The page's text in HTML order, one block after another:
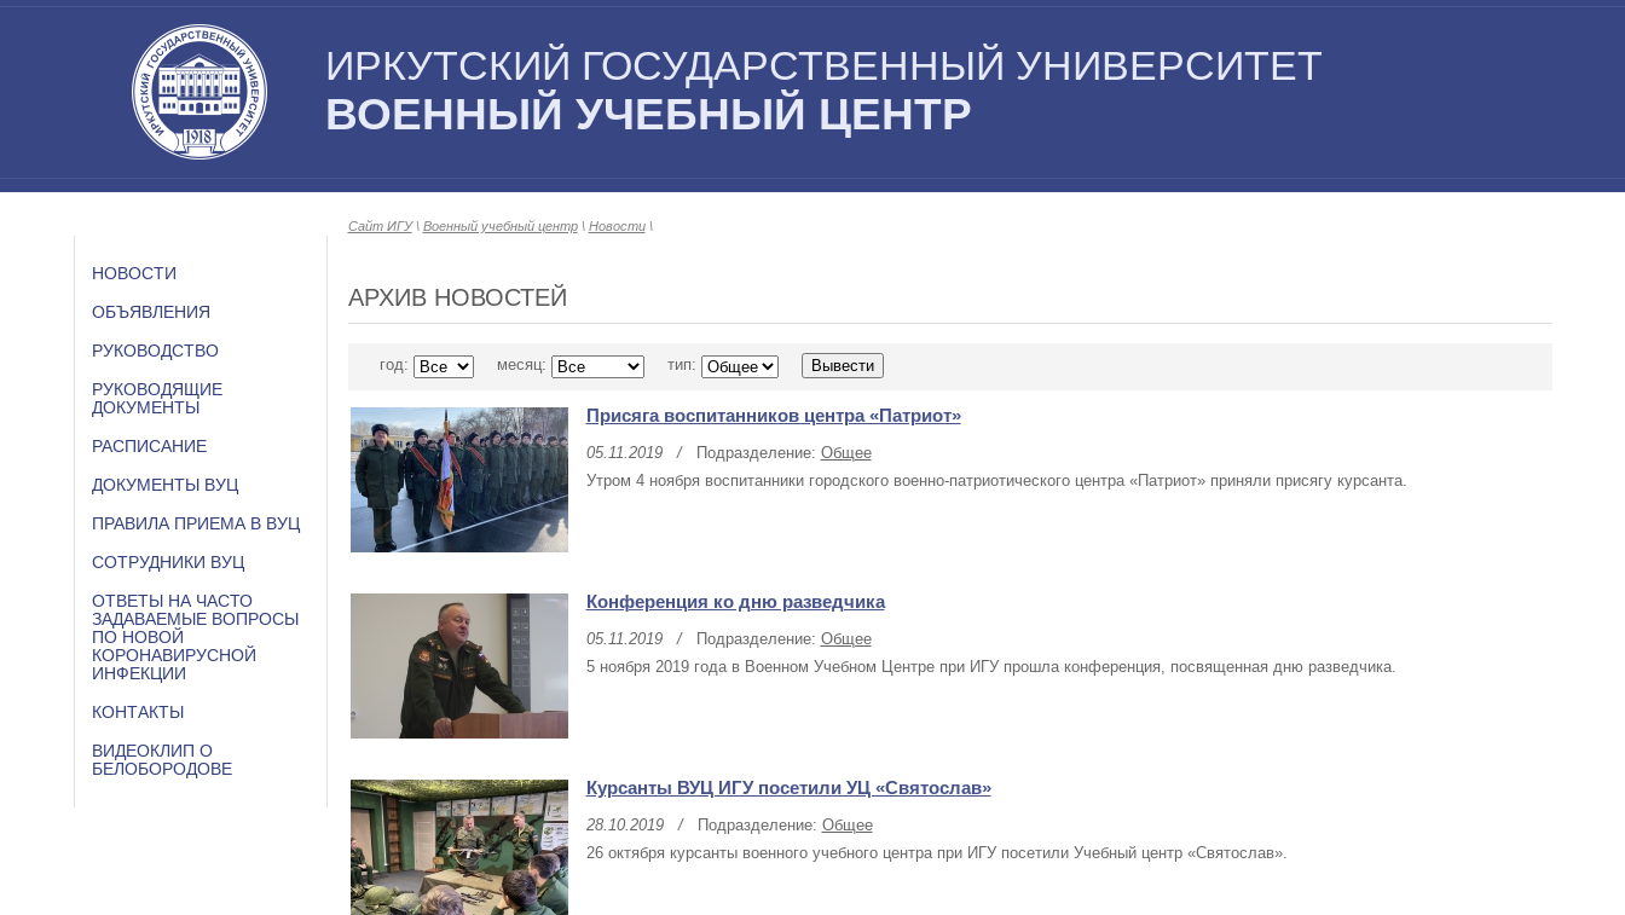
ИРКУТСКИЙ ГОСУДАРСТВЕННЫЙ УНИВЕРСИТЕТ
ВОЕННЫЙ УЧЕБНЫЙ ЦЕНТР
НОВОСТИ
ОБЪЯВЛЕНИЯ
РУКОВОДСТВО
РУКОВОДЯЩИЕ
ДОКУМЕНТЫ
РАСПИСАНИЕ
ДОКУМЕНТЫ ВУЦ
ПРАВИЛА ПРИЕМА В ВУЦ
СОТРУДНИКИ ВУЦ
ОТВЕТЫ НА ЧАСТО
ЗАДАВАЕМЫЕ ВОПРОСЫ
ПО НОВОЙ
КОРОНАВИРУСНОЙ
ИНФЕКЦИИ
КОНТАКТЫ
ВИДЕОКЛИП О
БЕЛОБОРОДОВЕ
Сайт ИГУ\ Военный учебный центр\ Новости\
АРХИВ НОВОСТЕЙ
год: месяц: тип:
Присяга воспитанников центра «Патриот»
05.11.2019/Подразделение: Общее
Утром 4 ноября воспитанники городского военно-патриотического центра «Патриот» приняли присягу курсанта.
Конференция ко дню разведчика
05.11.2019/Подразделение: Общее
5 ноября 2019 года в Военном Учебном Центре при ИГУ прошла конференция, посвященная дню разведчика.
Курсанты ВУЦ ИГУ посетили УЦ «Святослав»
28.10.2019/Подразделение: Общее
26 октября курсанты военного учебного центра при ИГУ посетили Учебный центр «Святослав».